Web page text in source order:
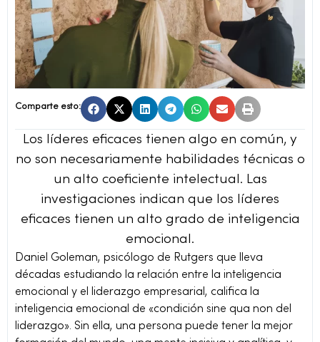
Comparte esto:
Los líderes eficaces tienen algo en común, y
no son necesariamente habilidades técnicas o
un alto coeficiente intelectual. Las
investigaciones indican que los líderes
eficaces tienen un alto grado de inteligencia
emocional.
Daniel Goleman, psicólogo de Rutgers que lleva
décadas estudiando la relación entre la inteligencia
emocional y el liderazgo empresarial, califica la
inteligencia emocional de «condición sine qua non del
liderazgo». Sin ella, una persona puede tener la mejor